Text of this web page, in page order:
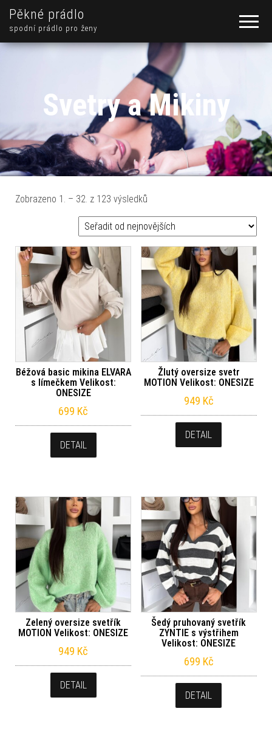
Pěkné prádlo
spodní prádlo pro ženy
Svetry a Mikiny
Zobrazeno 1. – 32. z 123 výsledků
Béžová basic mikina ELVARA
s límečkem Velikost:
ONESIZE
699 Kč
DETAIL
Žlutý oversize svetr
MOTION Velikost: ONESIZE
949 Kč
DETAIL
Zelený oversize svetřík
MOTION Velikost: ONESIZE
949 Kč
DETAIL
Šedý pruhovaný svetřík
ZYNTIE s výstřihem
Velikost: ONESIZE
699 Kč
DETAIL